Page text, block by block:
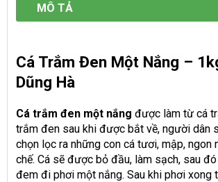
MÔ TẢ
Cá Trắm Đen Một Nắng –
Dũng Hà
Cá trắm đen một nắng được làm từ cá
trắm đen sau khi được bắt về, người dân
chọn lọc ra những con cá tươi, mập,
chế. Cá sẽ được bỏ đầu, làm sạch, sau
đem đi phơi một nắng. Sau khi phơi xong